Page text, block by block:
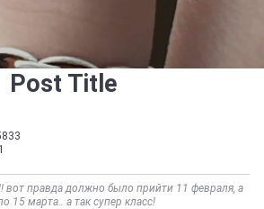
Post Title
вот правда должно было прийти 11 февраля, а
15 марта.. а так супер класс!